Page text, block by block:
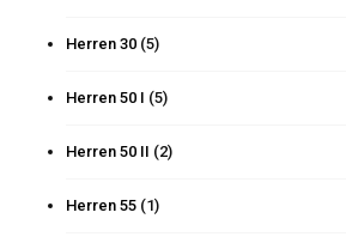
Herren 30 (5)
Herren 50 I (5)
Herren 50 II (2)
Herren 55 (1)